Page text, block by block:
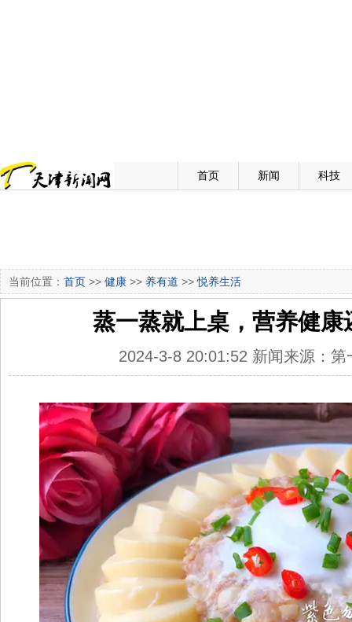
首页 新闻 科技
当前位置： 首页 >> 健康 >> 养有道 >>悦养生活
蒸一蒸就上桌，营养健康
2024-3-8 20:01:52 新闻来源：第